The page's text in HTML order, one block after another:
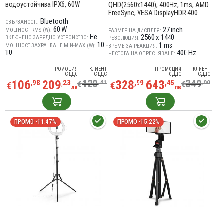
водоустойчивa IPX6, 60W
СВЪРЗАНОСТ.: Bluetooth
МОЩНОСТ RMS (W): 60 W
ВКЛЮЧЕНО ЗАРЯДНО УСТРОЙСТВО: Не
МОЩНОСТ ЗАХРАНВАНЕ MIN-MAX (W): 10 -
10
ПРОМОЦИЯ
С ДДС
€106,98 209,23лв
КЛИЕНТ
С ДДС
€120,41
QHD(2560x1440), 400Hz, 1ms, AMD
FreeSync, VESA DisplayHDR 400
РАЗМЕР НА ДИСПЛЕЯ: 27 inch
РЕЗОЛЮЦИЯ: 2560 x 1440
ВРЕМЕ ЗА РЕАКЦИЯ: 1 ms
ЧЕСТОТА НА ОПРЕСНЯВАНЕ: 400 Hz
ПРОМОЦИЯ
С ДДС
€328,99 643,45лв
КЛИЕНТ
С ДДС
€349,00
ПРОМО -11.47% ПРОМО -15.22%